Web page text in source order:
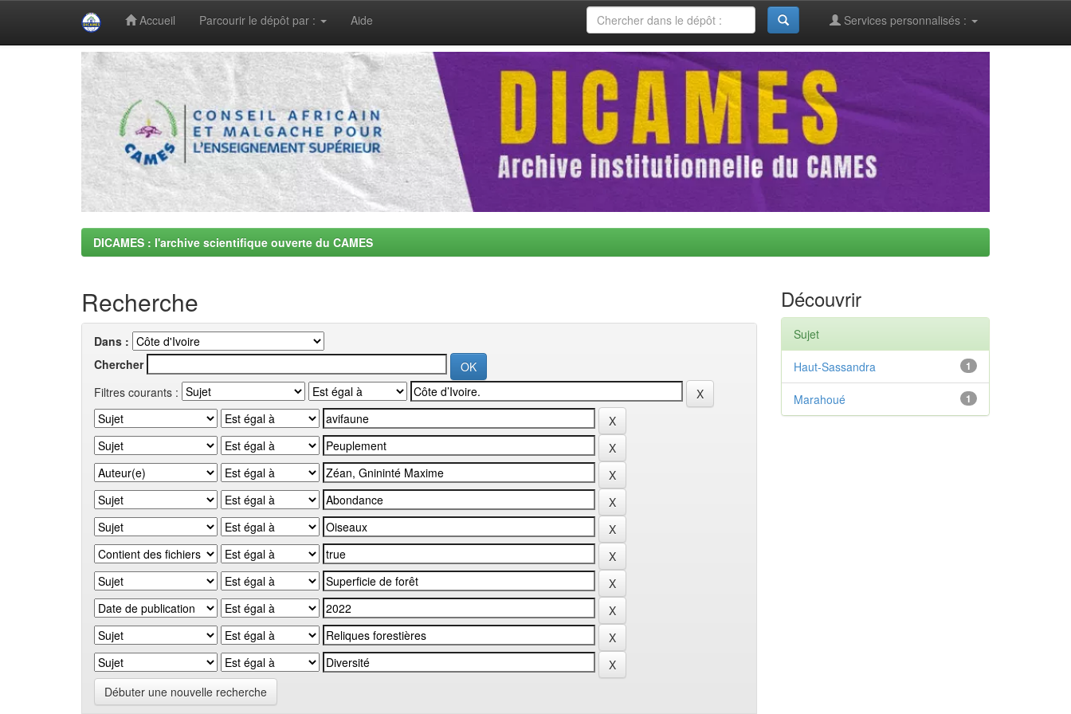
Accueil Parcourir le dépôt par : Aide Services personnalisés :
DICAMES : l'archive scientifique ouverte du CAMES
Recherche
Dans :
Chercher
Filtres courants :
Débuter une nouvelle recherche
Découvrir
Sujet
1
Haut-Sassandra
1
Marahoué